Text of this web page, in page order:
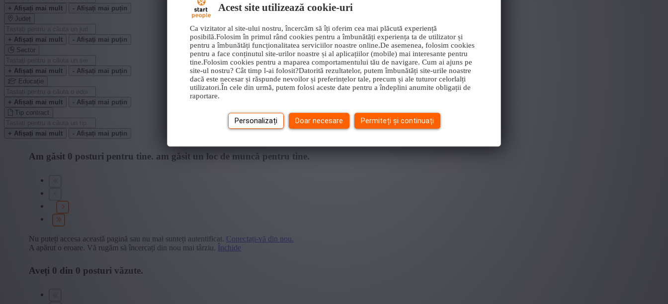
Acest site utilizează cookie-uri
Ca vizitator al site-ului nostru, încercăm să îți oferim cea mai plăcută experiență
posibilă.Folosim în primul rând cookies pentru a îmbunătăți experiența ta de utilizator și
pentru a îmbunătăți funcționalitatea serviciilor noastre online.De asemenea, folosim cookies
pentru a face conținutul site-urilor noastre și al aplicațiilor (mobile) mai interesante pentru
tine.Folosim cookies pentru a maparea comportamentului tău de navigare. Cum ai ajuns pe
site-ul nostru? Cât timp l-ai folosit?Datorită rezultatelor, putem îmbunătăți site-urile noastre
dacă este necesar și răspunde nevoilor și preferințelor tale, precum și ale tuturor celorlalți
utilizatori.În cele din urmă, putem folosi aceste date pentru a îndeplini anumite obligații de
raportare.
Personalizați Doar necesare Permiteți și continuați
+ Afișați mai mult
- Afișați mai puțin
Județ
+ Afișați mai mult
- Afișați mai puțin
Sector
+ Afișați mai mult
- Afișați mai puțin
Educație
+ Afișați mai mult
- Afișați mai puțin
Tip contract
+ Afișați mai mult - Afișați mai puțin
Am găsit 0 posturi pentru tine. am găsit un loc de muncă pentru tine.
Nu puteți accesa această pagină sau nu mai sunteți autentificat. Conectați-vă din nou.
A apărut o eroare. Vă rugăm să încercați din nou mai târziu. Închide
Aveți 0 din 0 posturi văzute.